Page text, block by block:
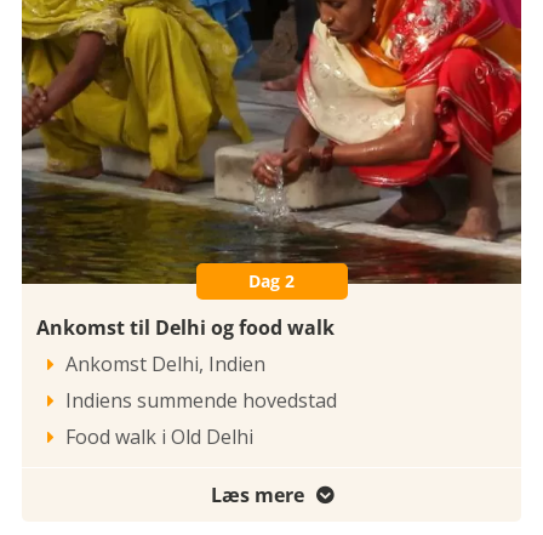
Dag 2
Ankomst til Delhi og food walk
 Ankomst Delhi, Indien
 Indiens summende hovedstad
 Food walk i Old Delhi
Læs mere 